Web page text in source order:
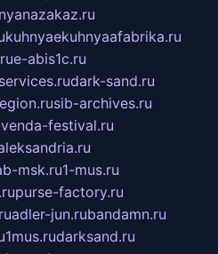
kuhnyaekuhnyaafabrika.ru
e-abis1c.ru
dark-sand.ru
sib-archives.ru
venda-festival.ru
msk.ru1-mus.ru
purse-factory.ru
adler-jun.rubandamn.ru
1mus.rudarksand.ru